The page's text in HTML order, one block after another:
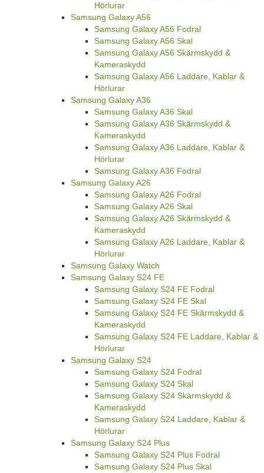
Hörlurar
Samsung Galaxy A56
Samsung Galaxy A56 Fodral
Samsung Galaxy A56 Skal
Samsung Galaxy A56 Skärmskydd &
Kameraskydd
Samsung Galaxy A56 Laddare, Kablar &
Hörlurar
Samsung Galaxy A36
Samsung Galaxy A36 Skal
Samsung Galaxy A36 Skärmskydd &
Kameraskydd
Samsung Galaxy A36 Laddare, Kablar &
Hörlurar
Samsung Galaxy A36 Fodral
Samsung Galaxy A26
Samsung Galaxy A26 Fodral
Samsung Galaxy A26 Skal
Samsung Galaxy A26 Skärmskydd &
Kameraskydd
Samsung Galaxy A26 Laddare, Kablar &
Hörlurar
Samsung Galaxy Watch
Samsung Galaxy S24 FE
Samsung Galaxy S24 FE Fodral
Samsung Galaxy S24 FE Skal
Samsung Galaxy S24 FE Skärmskydd &
Kameraskydd
Samsung Galaxy S24 FE Laddare, Kablar &
Hörlurar
Samsung Galaxy S24
Samsung Galaxy S24 Fodral
Samsung Galaxy S24 Skal
Samsung Galaxy S24 Skärmskydd &
Kameraskydd
Samsung Galaxy S24 Laddare, Kablar &
Hörlurar
Samsung Galaxy S24 Plus
Samsung Galaxy S24 Plus Fodral
Samsung Galaxy S24 Plus Skal